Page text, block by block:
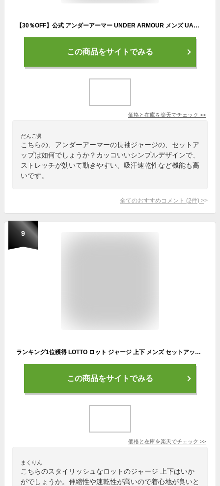
【30％OFF】公式 アンダーアーマー UNDER ARMOUR メンズ UAライバル 二ット トラックスーツ スポーツスタイル セットアップ 上下セットアップ ジャージ上下 スポーツウェア 吸水速乾 トラックジャケット 1357139 アウトドア スポーツ ジム 運動 部活 長袖 フルジップ
この商品をサイトでみる
価格と在庫を楽天でチェック >>
だんご鼻
こちらの、アンダーアーマーの長袖ジャージの、セットア
ップは如何でしょうか？カッコいいシンプルデザインで、
ストレッチが効いて動きやすい、吸汗速乾性など機能も高
いです。
全てのおすすめコメント (2件) >
9
ランキング1位獲得 LOTTO ロット ジャージ 上下 メンズ セットアップ スポーツウェア トレーニングウェア ブランド おしゃれ トップス パンツ 長袖 大きいサイズ ゆったり かっこいい ランニングウェア 散歩 別注 M L LL XL 2L 3L 春 夏 秋 冬 最強配送 RSL
この商品をサイトでみる
価格と在庫を楽天でチェック >>
まくりん
こちらのスタイリッシュなロットのジャージ 上下はいか
がでしょうか。伸縮性や速乾性が高いので着心地が良いと